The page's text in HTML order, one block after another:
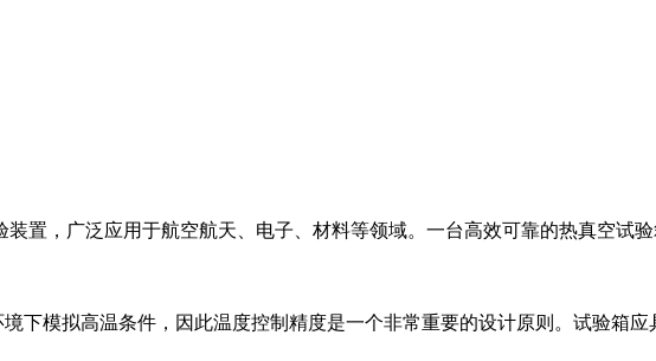
置，广泛应用于航空航天、电子、材料等领域。一台高效可靠的热真空试
下模拟高温条件，因此温度控制精度是一个非常重要的设计原则。试验箱